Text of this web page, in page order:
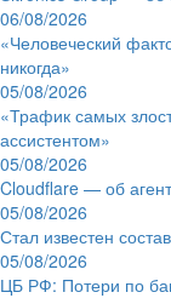
06/08/2026
«Человеческий
никогда»
05/08/2026
«Трафик самых
ассистентом»
05/08/2026
Cloudflare — об
05/08/2026
Стал известен
05/08/2026
ЦБ РФ: Потери по